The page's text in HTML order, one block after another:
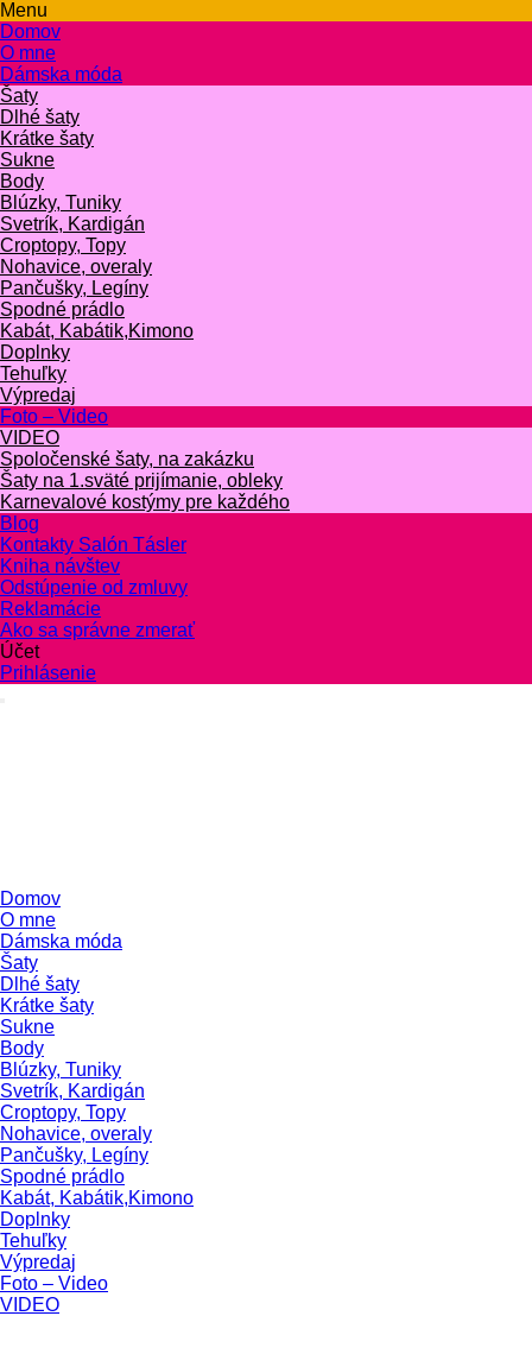
Menu
Domov
O mne
Dámska móda
Šaty
Dlhé šaty
Krátke šaty
Sukne
Body
Blúzky, Tuniky
Svetrík, Kardigán
Croptopy, Topy
Nohavice, overaly
Pančušky, Legíny
Spodné prádlo
Kabát, Kabátik,Kimono
Doplnky
Tehuľky
Výpredaj
Foto – Video
VIDEO
Spoločenské šaty, na zakázku
Šaty na 1.sväté prijímanie, obleky
Karnevalové kostýmy pre každého
Blog
Kontakty Salón Tásler
Kniha návštev
Odstúpenie od zmluvy
Reklamácie
Ako sa správne zmerať
Účet
Prihlásenie
Domov
O mne
Dámska móda
Šaty
Dlhé šaty
Krátke šaty
Sukne
Body
Blúzky, Tuniky
Svetrík, Kardigán
Croptopy, Topy
Nohavice, overaly
Pančušky, Legíny
Spodné prádlo
Kabát, Kabátik,Kimono
Doplnky
Tehuľky
Výpredaj
Foto – Video
VIDEO